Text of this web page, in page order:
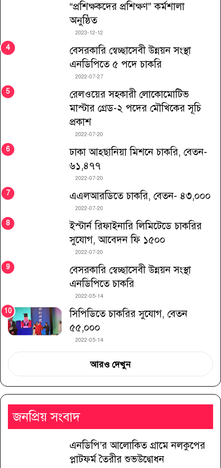
“প্রশিক্ষকদের প্রশিক্ষণ” কর্মশালা
অনুষ্ঠিত
2023-12-12
বেসরকারি স্বেচ্ছাসেবী উন্নয়ন সংস্থা
এনডিপিতে ৫ পদে চাকরি
2022-07-27
রেলওয়ের সহকারী লোকোমোটিভ
মাস্টার গ্রেড-২ পদের মৌখিকের সূচি
প্রকাশ
2022-07-20
ঢাকা আহ্ছানিয়া মিশনে চাকরি, বেতন-
৬১,৪৭৭
2022-07-20
এএলআরডিতে চাকরি, বেতন- ৪৩,০০০
2022-07-20
ইস্টার্ন রিফাইনারি লিমিটেডে চাকরির
সুযোগ, আবেদন ফি ১৫০০
2022-07-20
বেসরকারি স্বেচ্ছাসেবী উন্নয়ন সংস্থা
এনডিপিতে চাকরি
2022-05-14
সিপিডিতে চাকরির সুযোগ, বেতন
৫৫,০০০
2022-05-14
আরও দেখুন
জনপ্রিয় সংবাদ
এনডিপি’র আলোকিত গ্রামে নলকুপের
প্লাটফর্ম তৈরীর শুভউদ্বোধন